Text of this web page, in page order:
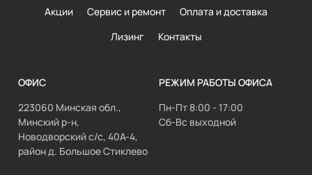
Акции Сервис и ремонт
Оплата и доставка
Лизинг
Контакты
ОФИС
223060 Минская обл.,
Минский р-н,
Новодворский с/с, 40А-4,
район д. Большое Стиклево
РЕЖИМ РАБОТЫ ОФИСА
Пн-Пт 8:00 - 17:00
Сб-Вс выходной